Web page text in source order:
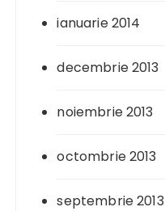
ianuarie 2014
decembrie 2013
noiembrie 2013
octombrie 2013
septembrie 2013